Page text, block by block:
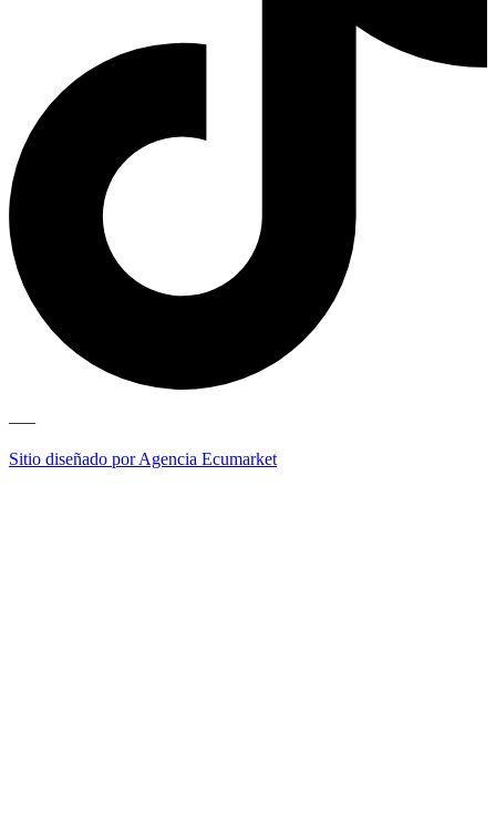
—–
Sitio diseñado por Agencia Ecumarket